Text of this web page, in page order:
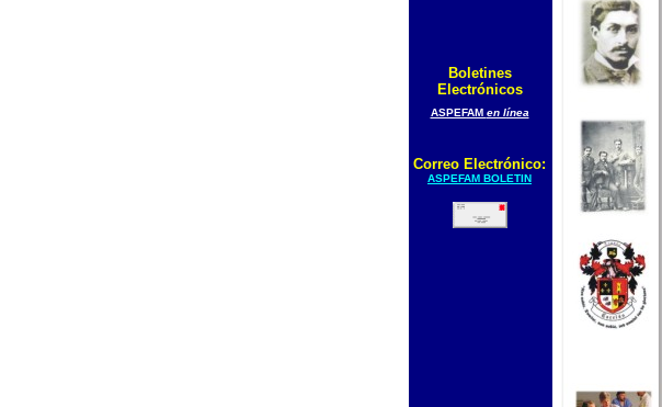
Boletines
Electrónicos
ASPEFAM en línea
Correo Electrónico:
ASPEFAM BOLETIN